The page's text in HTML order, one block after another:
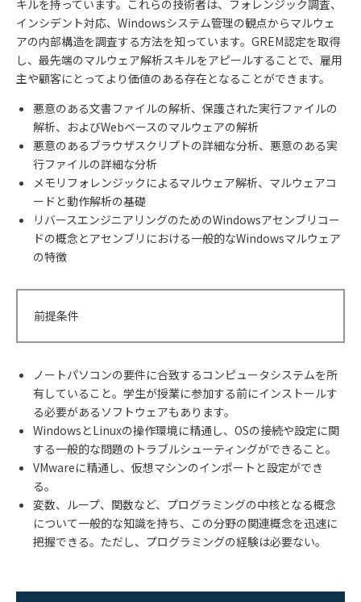
キルを持っています。これらの技術者は、フォレンジック調査、
インシデント対応、Windowsシステム管理の観点からマルウェ
アの内部構造を調査する方法を知っています。GREM認定を取得
し、最先端のマルウェア解析スキルをアピールすることで、雇用
主や顧客にとってより価値のある存在となることができます。
悪意のある文書ファイルの解析、保護された実行ファイルの
解析、およびWebベースのマルウェアの解析
悪意のあるブラウザスクリプトの詳細な分析、悪意のある実
行ファイルの詳細な分析
メモリフォレンジックによるマルウェア解析、マルウェアコ
ードと動作解析の基礎
リバースエンジニアリングのためのWindowsアセンブリコー
ドの概念とアセンブリにおける一般的なWindowsマルウェア
の特徴
前提条件
ノートパソコンの要件に合致するコンピュータシステムを所
有していること。学生が授業に参加する前にインストールす
る必要があるソフトウェアもあります。
WindowsとLinuxの操作環境に精通し、OSの接続や設定に関
する一般的な問題のトラブルシューティングができること。
VMwareに精通し、仮想マシンのインポートと設定ができ
る。
変数、ループ、関数など、プログラミングの中核となる概念
について一般的な知識を持ち、この分野の関連概念を迅速に
把握できる。ただし、プログラミングの経験は必要ない。